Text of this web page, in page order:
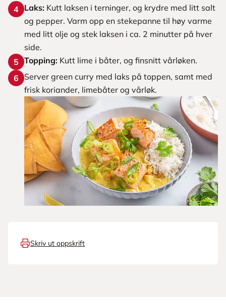
4 Laks: Kutt laksen i terninger, og krydre med litt salt
og pepper. Varm opp en stekepanne til høy varme
med litt olje og stek laksen i ca. 2 minutter på hver
side.
5 Topping: Kutt lime i båter, og finsnitt vårløken.
6
Server green curry med laks på toppen, samt med
frisk koriander, limebåter og vårløk.
Skriv ut oppskrift